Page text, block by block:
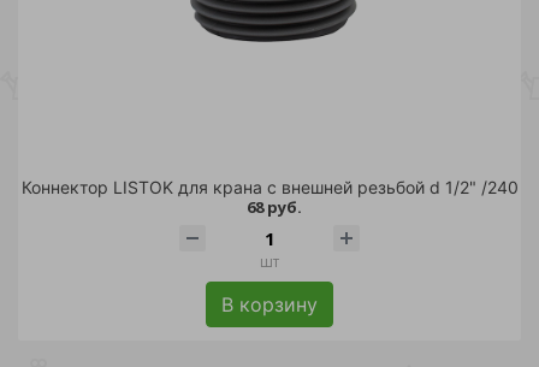
Коннектор LISTOK для крана с внешней резьбой d 1/2" /240
68 руб.
шт
В корзину